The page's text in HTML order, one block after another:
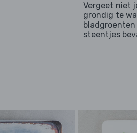
Vergeet niet
grondig te
steentjes